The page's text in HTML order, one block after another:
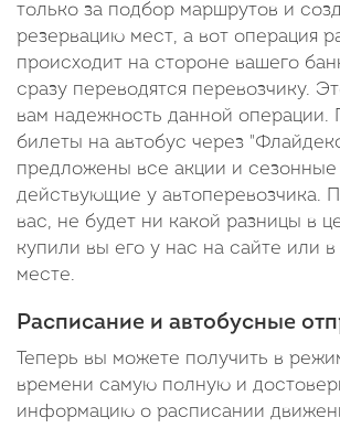
только за подбор маршрутов и
резервацию мест, а вот операция
происходит на стороне вашего
сразу переводятся перевозчику.
вам надежность данной операции.
билеты на автобус через
предложены все акции и сезонные
действующие у автоперевозчика.
вас, не будет ни какой разницы в
купили вы его у нас на сайте или
месте.
Расписание и автобусные
Теперь вы можете получить в
времени самую полную и
информацию о расписании